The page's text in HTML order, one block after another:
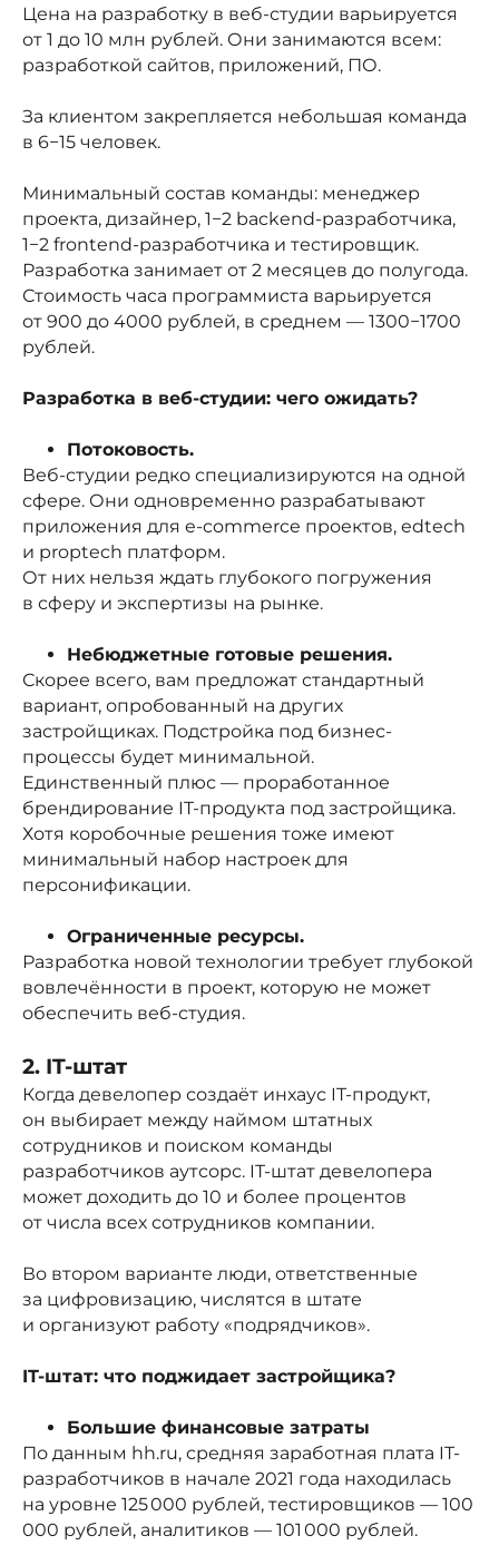
Цена на разработку в веб-студии варьируется
от 1 до 10 млн рублей. Они занимаются всем:
разработкой сайтов, приложений, ПО.
За клиентом закрепляется небольшая команда
в 6−15 человек.
Минимальный состав команды: менеджер
проекта, дизайнер, 1−2 backend-разработчика,
1−2 frontend-разработчика и тестировщик.
Разработка занимает от 2 месяцев до полугода.
Стоимость часа программиста варьируется
от 900 до 4000 рублей, в среднем — 1300−1700
рублей.
Разработка в веб-студии: чего ожидать?
Потоковость.
Веб-студии редко специализируются на одной
сфере. Они одновременно разрабатывают
приложения для e-commerce проектов, edtech
и proptech платформ.
От них нельзя ждать глубокого погружения
в сферу и экспертизы на рынке.
Небюджетные готовые решения.
Скорее всего, вам предложат стандартный
вариант, опробованный на других
застройщиках. Подстройка под бизнес-
процессы будет минимальной.
Единственный плюс — проработанное
брендирование IT-продукта под застройщика.
Хотя коробочные решения тоже имеют
минимальный набор настроек для
персонификации.
Ограниченные ресурсы.
Разработка новой технологии требует глубокой
вовлечённости в проект, которую не может
обеспечить веб-студия.
2. IT-штат
Когда девелопер создаёт инхаус IT-продукт,
он выбирает между наймом штатных
сотрудников и поиском команды
разработчиков аутсорс. IT-штат девелопера
может доходить до 10 и более процентов
от числа всех сотрудников компании.
Во втором варианте люди, ответственные
за цифровизацию, числятся в штате
и организуют работу «подрядчиков».
IT-штат: что поджидает застройщика?
Большие финансовые затраты
По данным hh.ru, средняя заработная плата IT-
разработчиков в начале 2021 года находилась
на уровне 125 000 рублей, тестировщиков — 100
000 рублей, аналитиков — 101 000 рублей.